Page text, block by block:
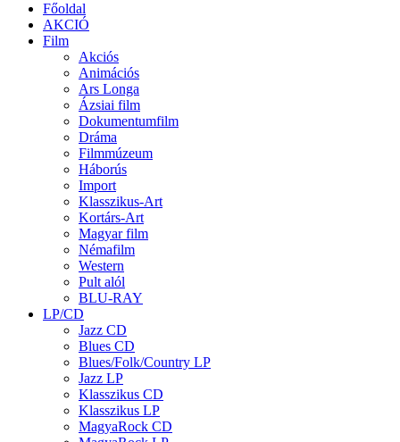
Főoldal
AKCIÓ
Film
Akciós
Animációs
Ars Longa
Ázsiai film
Dokumentumfilm
Dráma
Filmmúzeum
Háborús
Import
Klasszikus-Art
Kortárs-Art
Magyar film
Némafilm
Western
Pult alól
BLU-RAY
LP/CD
Jazz CD
Blues CD
Blues/Folk/Country LP
Jazz LP
Klasszikus CD
Klasszikus LP
MagyaRock CD